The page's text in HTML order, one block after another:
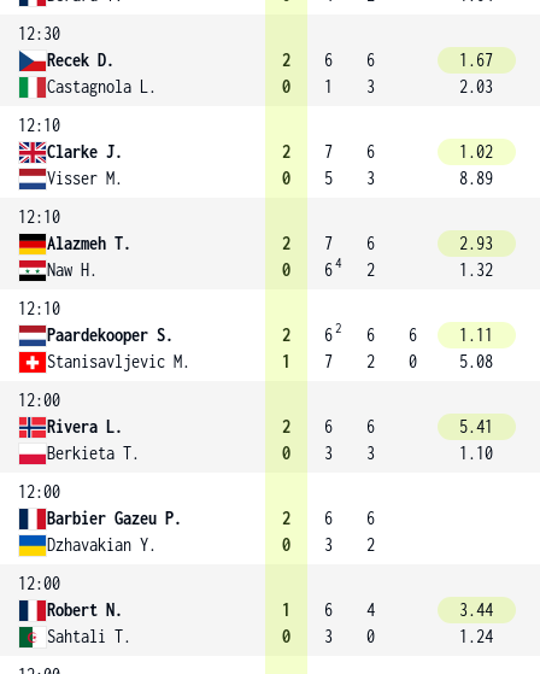
12:30
Recek D.
Castagnola L.
2
0
6
1
6
3
1.67
2.03
12:10
Clarke J.
Visser M.
2
0
7
5
6
3
1.02
8.89
12:10
Alazmeh T.
Naw H.
2
0
7
64
6
2
2.93
1.32
12:10
Paardekooper S.
Stanisavljevic M.
2
1
62
7
6
2
6
0
1.11
5.08
12:00
Rivera L.
Berkieta T.
2
0
6
3
6
3
5.41
1.10
12:00
Barbier Gazeu P.
Dzhavakian Y.
2
0
6
3
6
2
12:00
Robert N.
Sahtali T.
1
0
6
3
4
0
3.44
1.24